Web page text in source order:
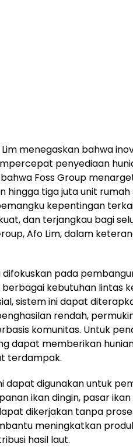
menegaskan bahwa
penyediaan
Foss Group
tiga juta unit rumah
kepentingan
dan terjangkau bagi
Afo Lim, dalam
pada
kebutuhan lintas
sistem ini dapat
rendah,
komunitas. Untuk
dapat memberikan
terdampak.
dapat digunakan untuk
ikan dingin, pasar
dikerjakan tanpa
meningkatkan
hasil laut.